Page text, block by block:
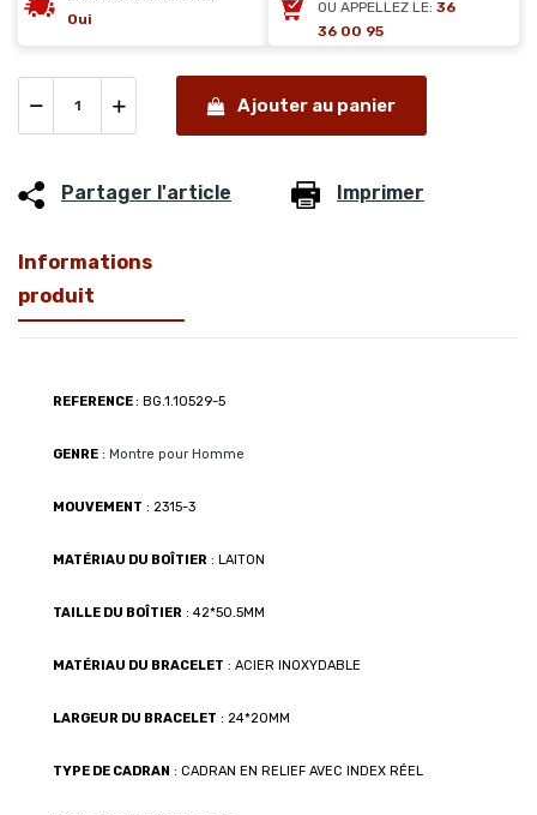
Oui
OU APPELLEZ LE: 36
36 00 95
Ajouter au panier
Partager l'article Imprimer
Informations
produit
REFERENCE : BG.1.10529-5
GENRE : Montre pour Homme
MOUVEMENT : 2315-3
MATÉRIAU DU BOÎTIER : LAITON
TAILLE DU BOÎTIER : 42*50.5MM
MATÉRIAU DU BRACELET : ACIER INOXYDABLE
LARGEUR DU BRACELET : 24*20MM
TYPE DE CADRAN : CADRAN EN RELIEF AVEC INDEX RÉEL